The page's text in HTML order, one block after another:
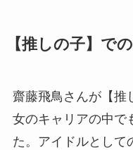
【推しの子】で
齋藤飛鳥さんが【推
女のキャリアの中で
た。アイドルとして